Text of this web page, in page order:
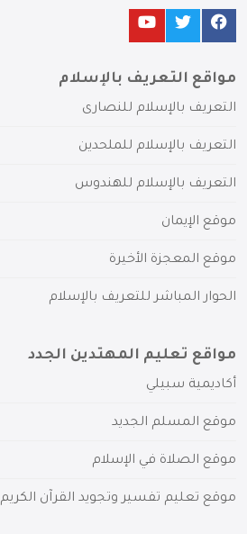
مواقع التعريف بالإسلام
التعريف بالإسلام للنصارى
التعريف بالإسلام للملحدين
التعريف بالإسلام للهندوس
موقع الإيمان
موقع المعجزة الأخيرة
الحوار المباشر للتعريف بالإسلام
مواقع تعليم المهتدين الجدد
أكاديمية سبيلي
موقع المسلم الجديد
موقع الصلاة في الإسلام
موقع تعليم تفسير وتجويد القرآن الكريم